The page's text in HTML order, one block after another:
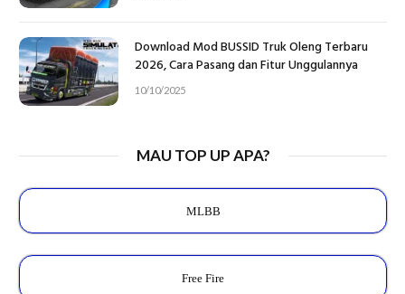
Download Mod BUSSID Truk Oleng Terbaru
2026, Cara Pasang dan Fitur Unggulannya
10/10/2025
MAU TOP UP APA?
MLBB
Free Fire